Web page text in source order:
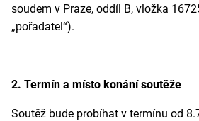
soudem v Praze, oddíl B, vložka
„pořadatel“).
2. Termín a místo konání soutěže
Soutěž bude probíhat v termínu od